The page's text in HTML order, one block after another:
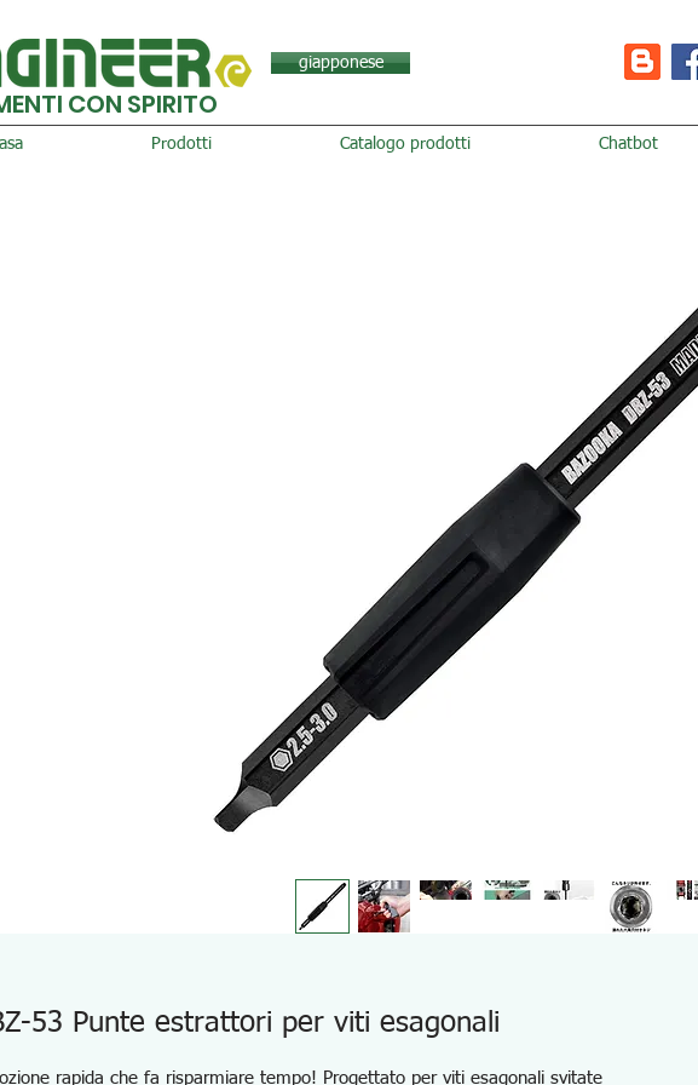
giapponese
CON SPIRITO
Prodotti Catalogo prodotti Chatbot
53 Punte estrattori per viti esagonali
rapida che fa risparmiare tempo! Progettato per viti esagonali svitate